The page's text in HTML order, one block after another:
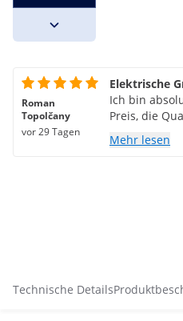
Roman
Topolčany
vor 29 Tagen
Elektrische
Ich bin
Preis, die
Mehr lesen
Technische Details